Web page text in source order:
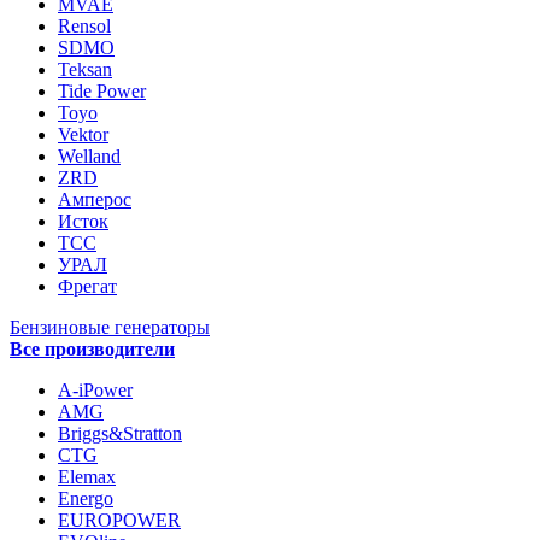
MVAE
Rensol
SDMO
Teksan
Tide Power
Toyo
Vektor
Welland
ZRD
Амперос
Исток
ТСС
УРАЛ
Фрегат
Бензиновые генераторы
Все производители
A-iPower
AMG
Briggs&Stratton
CTG
Elemax
Energo
EUROPOWER